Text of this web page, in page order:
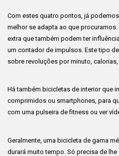
Com estes quatro pontos, já
melhor se adapta ao que
extra que também podem ter
um contador de impulsos. Este tipo
sobre revoluções por minuto,
Há também bicicletas de interior que
comprimidos ou smartphones, para
com uma pulseira de fitness ou ver
Geralmente, uma bicicleta de gama
durará muito tempo. Só precisa de